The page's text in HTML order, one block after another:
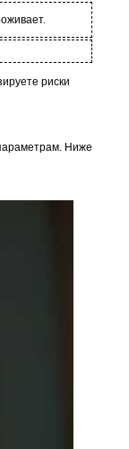
риски
Ниже